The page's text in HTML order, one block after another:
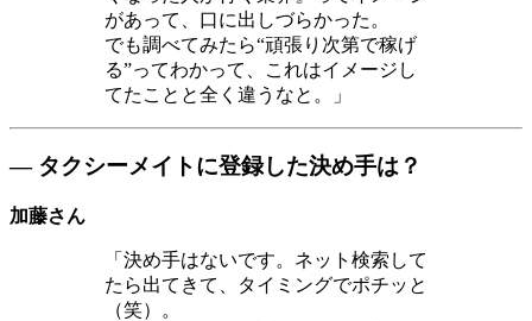
があって、口に出しづらかった。
でも調べてみたら“頑張り次第で稼げ
る”ってわかって、これはイメージし
てたことと全く違うなと。」
― タクシーメイトに登録した決め手は？
加藤さん
「決め手はないです。ネット検索して
たら出てきて、タイミングでポチッと
（笑）。